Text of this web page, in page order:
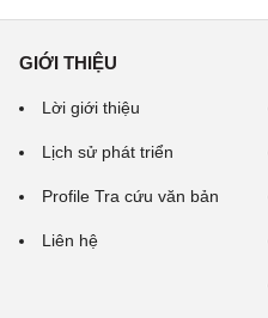
GIỚI THIỆU
Lời giới thiệu
Lịch sử phát triển
Profile Tra cứu văn bản
Liên hệ